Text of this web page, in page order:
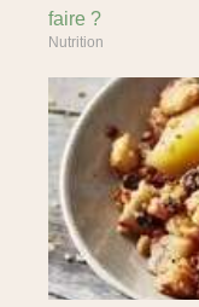
faire ?
Nutrition